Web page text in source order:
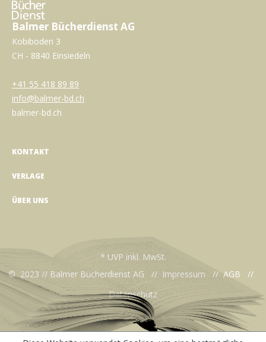
Balmer Bücherdienst AG
Kobiboden 3
CH - 8840 Einsiedeln
+41 55 418 89 89
info@balmer-bd.ch
balmer-bd.ch
KONTAKT
VERLAGE
ÜBER UNS
* UVP inkl. MwSt.
© 2023 // Balmer Bücherdienst AG // Impressum // AGB //
Datenschutz